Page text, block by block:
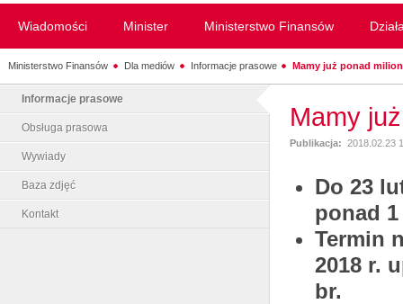
Wiadomości Minister Ministerstwo Finansów
Ministerstwo Finansów Dla mediów Informacje prasowe Mamy już ponad milion
Informacje prasowe
Obsługa prasowa
Wywiady
Baza zdjęć
Kontakt
Mamy
Publikacja: 2018.02.23
Do 23
ponad 1
Termin
2018 r.
br.